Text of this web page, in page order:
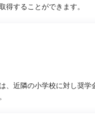
得することができます。
、近隣の小学校に対し奨学